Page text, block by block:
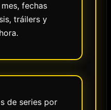
fechas
tráilers y
de series por